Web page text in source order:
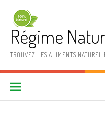
Régime
TROUVEZ LES ALIMENTS